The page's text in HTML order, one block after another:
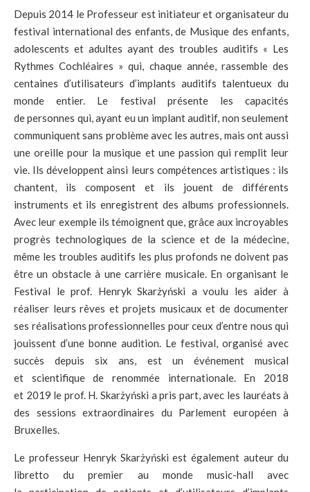
Depuis 2014 le Professeur est initiateur et organisateur du
festival international des enfants, de Musique des enfants,
adolescents et adultes ayant des troubles auditifs « Les
Rythmes Cochléaires » qui, chaque année, rassemble des
centaines d’utilisateurs d’implants auditifs talentueux du
monde entier. Le festival présente les capacités
de personnes qui, ayant eu un implant auditif, non seulement
communiquent sans problème avec les autres, mais ont aussi
une oreille pour la musique et une passion qui remplit leur
vie. Ils développent ainsi leurs compétences artistiques : ils
chantent, ils composent et ils jouent de différents
instruments et ils enregistrent des albums professionnels.
Avec leur exemple ils témoignent que, grâce aux incroyables
progrès technologiques de la science et de la médecine,
même les troubles auditifs les plus profonds ne doivent pas
être un obstacle à une carrière musicale. En organisant le
Festival le prof. Henryk Skarżyński a voulu les aider à
réaliser leurs rêves et projets musicaux et de documenter
ses réalisations professionnelles pour ceux d’entre nous qui
jouissent d’une bonne audition. Le festival, organisé avec
succès depuis six ans, est un événement musical
et scientifique de renommée internationale. En 2018
et 2019 le prof. H. Skarżyński a pris part, avec les lauréats à
des sessions extraordinaires du Parlement européen à
Bruxelles.
Le professeur Henryk Skarżyński est également auteur du
libretto du premier au monde music-hall avec